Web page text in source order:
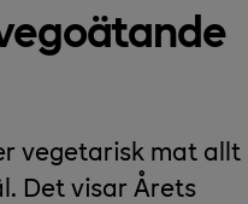
vegetarisk mat allt
Det visar Årets